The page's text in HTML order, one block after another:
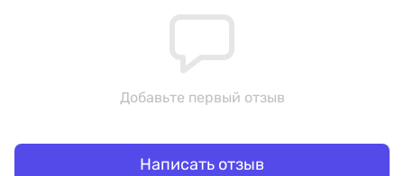
Добавьте первый отзыв
Написать отзыв